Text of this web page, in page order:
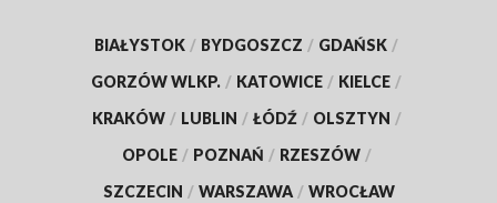
BIAŁYSTOK / BYDGOSZCZ / GDAŃSK /
GORZÓW WLKP. / KATOWICE / KIELCE /
KRAKÓW / LUBLIN / ŁÓDŹ / OLSZTYN /
OPOLE / POZNAŃ / RZESZÓW /
SZCZECIN / WARSZAWA / WROCŁAW